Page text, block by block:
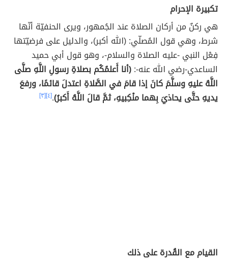
تكبيرة الإحرام
هي ركنٌ من أركان الصلاة عند الجُمهور، ويرى الحنفيّة أنّها
شرط، وهي قول المُصلّي: (الله أكبر)، والدليل على فرضيّتها
فِعْل النبي -عليه الصلاة والسلام-، وهو قول أبي حميد
الساعدي-رضي الله عنه-:(أنا أَعلمُكُم بصلاةِ رسولِ اللَّهِ صلَّى
اللَّهُ عليهِ وسلَّمَ كانَ إذا قامَ في الصَّلاةِ اعتدلَ قائمًا، ورفعَ
يديهِ حتَّى يحاذيَ بِهما منْكِبيهِ، ثمَّ قالَ اللَّهُ أَكبرُ).[٤] [٣]
القيام مع القُدرة على ذلك